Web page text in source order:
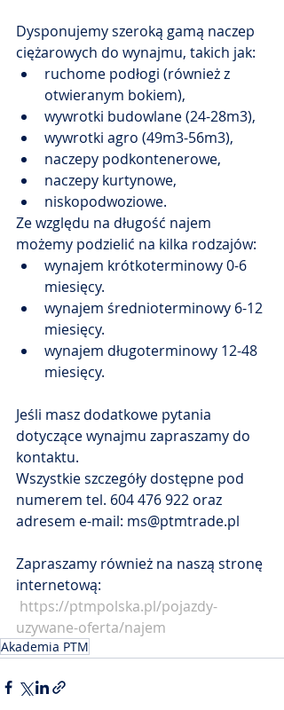
Dysponujemy szeroką gamą naczep
ciężarowych do wynajmu, takich jak:
ruchome podłogi (również z
otwieranym bokiem),
wywrotki budowlane (24-28m3),
wywrotki agro (49m3-56m3),
naczepy podkontenerowe,
naczepy kurtynowe,
niskopodwoziowe.
Ze względu na długość najem
możemy podzielić na kilka rodzajów:
wynajem krótkoterminowy 0-6
miesięcy.
wynajem średnioterminowy 6-12
miesięcy.
wynajem długoterminowy 12-48
miesięcy.
Jeśli masz dodatkowe pytania
dotyczące wynajmu zapraszamy do
kontaktu.
Wszystkie szczegóły dostępne pod
numerem tel. 604 476 922 oraz
adresem e-mail: ms@ptmtrade.pl
Zapraszamy również na naszą stronę
internetową:
https://ptmpolska.pl/pojazdy-
uzywane-oferta/najem
Akademia PTM